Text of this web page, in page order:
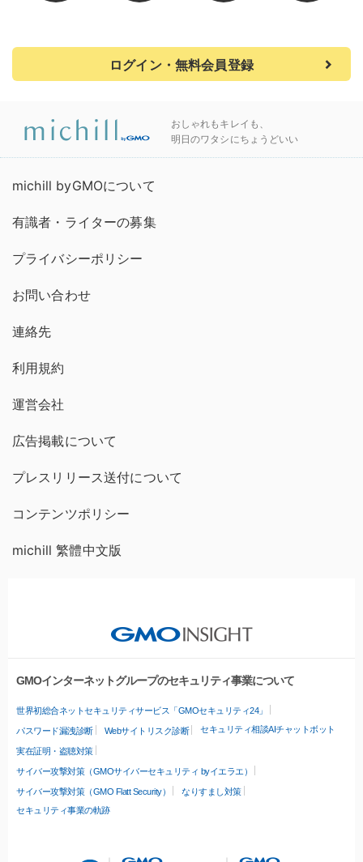
ログイン・無料会員登録
おしゃれもキレイも、
明日のワタシにちょうどいい
michill byGMOについて
有識者・ライターの募集
プライバシーポリシー
お問い合わせ
連絡先
利用規約
運営会社
広告掲載について
プレスリリース送付について
コンテンツポリシー
michill 繁體中文版
GMOインターネットグループのセキュリティ事業について
世界初総合ネットセキュリティサービス「GMOセキュリティ24」
パスワード漏洩診断 Webサイトリスク診断 セキュリティ相談AIチャットボット
実在証明・盗聴対策
サイバー攻撃対策（GMOサイバーセキュリティ byイエラエ）
サイバー攻撃対策（GMO Flatt Security）
なりすまし対策
セキュリティ事業の軌跡